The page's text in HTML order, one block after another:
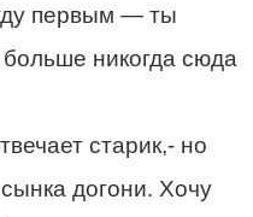
первым — ты
никогда сюда
старик,- но
догони. Хочу